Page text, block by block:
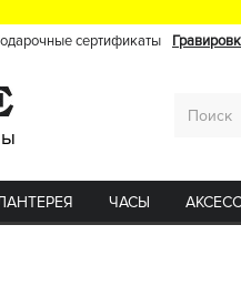
сертификаты
ЧАСЫ